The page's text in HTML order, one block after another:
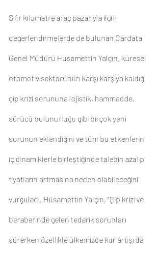
Sıfır kilometre araç pazarıyla ilgili
değerlendirmelerde de bulunan Cardata
Genel Müdürü Hüsamettin Yalçın, küresel
otomotiv sektörünün karşı karşıya kaldığı
çip krizi sorununa lojistik, hammadde,
sürücü bulunurluğu gibi birçok yeni
sorunun eklendiğini ve tüm bu etkenlerin
iç dinamiklerle birleştiğinde talebin azalıp
fiyatların artmasına neden olabileceğini
vurguladı. Hüsamettin Yalçın, “Çip krizi ve
beraberinde gelen tedarik sorunları
sürerken özellikle ülkemizde kur artışı da